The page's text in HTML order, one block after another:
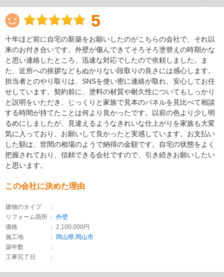
5
十年ほど前に自宅の新築をお願いしたのがこちらの会社で、それ以
来のお付き合いです。外壁が傷んできてそろそろ塗替えの時期かな
と思い連絡したところ、迅速な対応でしたので依頼しました。ま
た、近所への挨拶などもぬかりない段取りの良さには感心します。
担当者とのやり取りは、SNSを使い密に連絡が取れ、安心してお任
せしています。契約前に、塗料の材質や耐久性についてもしっかり
と説明をいただき、じっくりと家族で見本のパネルを見比べて相談
する時間が持てたことは何より良かったです。以前の色より少し明
るめにしましたが、見違えるようなきれいな仕上がりを家族も大変
気に入っており、お願いして良かったと実感しています。お支払い
した額は、世間の相場のようで納得の金額です。自宅の状態をよく
把握されており、信頼できる会社ですので、引き続きお願いしたい
と思います。
この会社に決めた理由
建物のタイプ
：
リフォーム箇所 ： 外壁
価格
： 2,100,000円
施工地
： 岡山県 岡山市
築年数
：
工事完了日
：